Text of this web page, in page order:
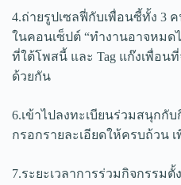
4.ถ่ายรูปเซลฟี่กับเพื่อนซี้ทั้ง 3
ในคอนเซ็ปต์ “ทำงานอาจหมด
ที่ใต้โพสนี้ และ Tag แก๊งเพื่อน
ด้วยกัน
6.เข้าไปลงทะเบียนร่วมสนุกกั
กรอกรายละเอียดให้ครบถ้วน
7.ระยะเวลาการร่วมกิจกรรม